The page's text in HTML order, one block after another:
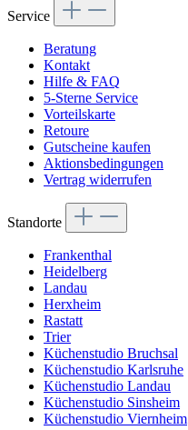
Service
Beratung
Kontakt
Hilfe & FAQ
5-Sterne Service
Vorteilskarte
Retoure
Gutscheine kaufen
Aktionsbedingungen
Vertrag widerrufen
Standorte
Frankenthal
Heidelberg
Landau
Herxheim
Rastatt
Trier
Küchenstudio Bruchsal
Küchenstudio Karlsruhe
Küchenstudio Landau
Küchenstudio Sinsheim
Küchenstudio Viernheim